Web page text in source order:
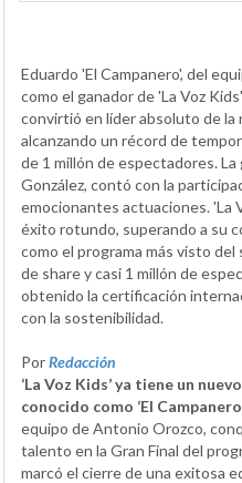
Eduardo 'El Campanero', del
como el ganador de 'La Voz
convirtió en líder absoluto de la
alcanzando un récord de
de 1 millón de espectadores. La
González, contó con la
emocionantes actuaciones. 'La
éxito rotundo, superando a su
como el programa más visto del
de share y casi 1 millón de
obtenido la certificación
con la sostenibilidad.
PorRedacción
‘La Voz Kids’ ya tiene un
conocido como ‘El
equipo de Antonio Orozco,
talento en la Gran Final del
marcó el cierre de una exitosa